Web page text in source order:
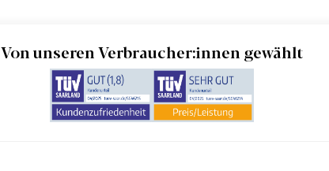
Von unseren Verbraucher:innen gewählt